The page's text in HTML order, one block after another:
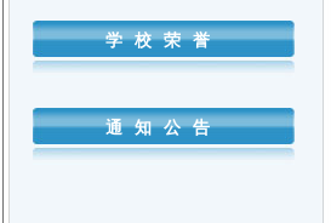
学校荣誉
通知公告